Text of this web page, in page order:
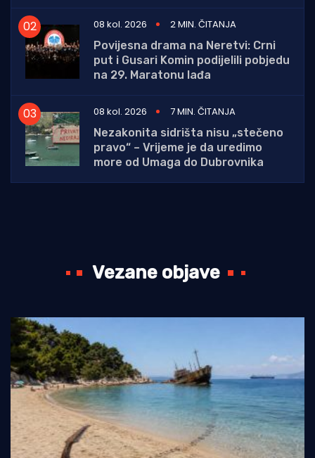
08 kol. 2026
2 MIN. ČITANJA
Povijesna drama na Neretvi: Crni
put i Gusari Komin podijelili pobjedu
na 29. Maratonu lađa
08 kol. 2026
7 MIN. ČITANJA
Nezakonita sidrišta nisu „stečeno
pravo“ – Vrijeme je da uredimo
more od Umaga do Dubrovnika
Vezane objave